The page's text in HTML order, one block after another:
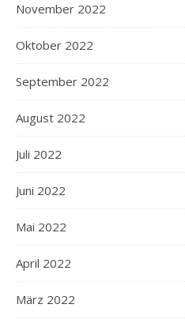
November 2022
Oktober 2022
September 2022
August 2022
Juli 2022
Juni 2022
Mai 2022
April 2022
März 2022